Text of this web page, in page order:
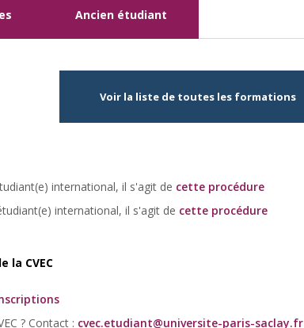
Ancien étudiant
Voir la liste de toutes les formations
international, il s'agit de cette procédure
international, il s'agit de cette procédure
la CVEC
? Contact : cvec.etudiant@universite-paris-saclay.fr